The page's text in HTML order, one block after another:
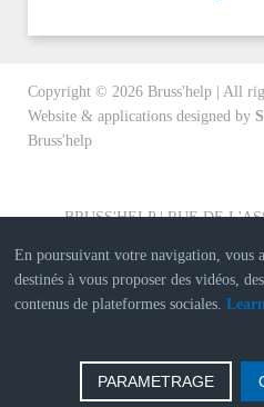
Copyright © 2026 Bruss'help | All
Website & applications designed by
Bruss'help
BRUSS'HELP | RUE DE
En poursuivant votre navigation, vous
destinés à vous proposer des vidéos,
contenus de plateformes sociales.
PARAMETRAGE